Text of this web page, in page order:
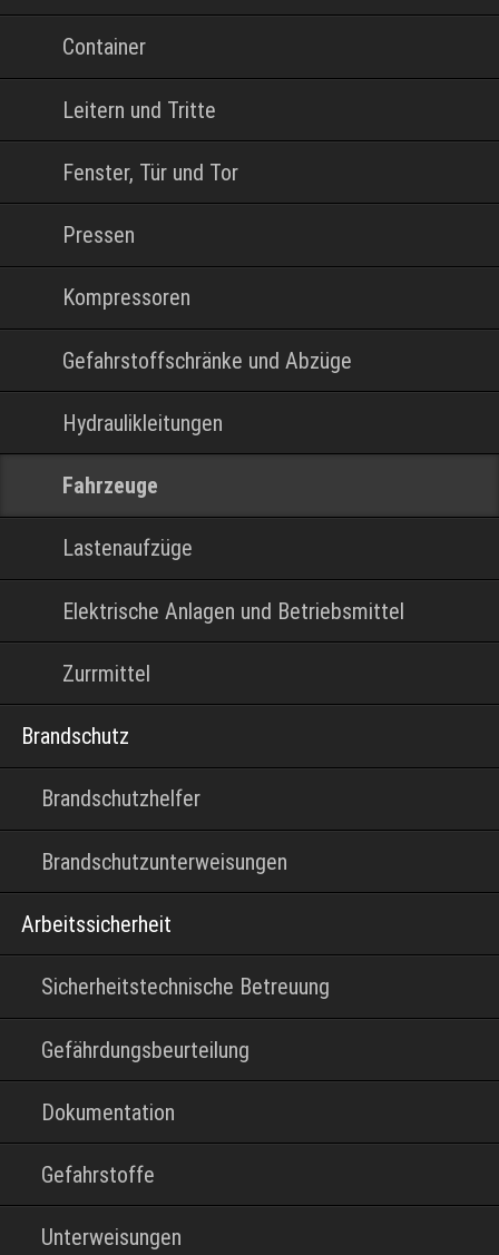
Container
Leitern und Tritte
Fenster, Tür und Tor
Pressen
Kompressoren
Gefahrstoffschränke und Abzüge
Hydraulikleitungen
Fahrzeuge
Lastenaufzüge
Elektrische Anlagen und Betriebsmittel
Zurrmittel
Brandschutz
Brandschutzhelfer
Brandschutzunterweisungen
Arbeitssicherheit
Sicherheitstechnische Betreuung
Gefährdungsbeurteilung
Dokumentation
Gefahrstoffe
Unterweisungen